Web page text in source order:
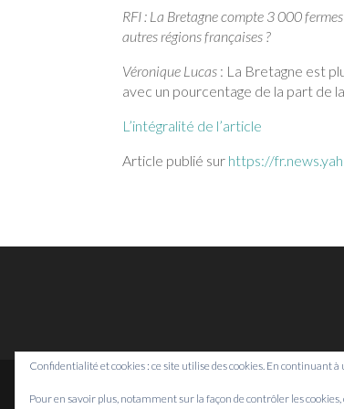
RFI : La Bretagne compte 3 000
autres régions françaises ?
Véronique Lucas : La Bretagne est
avec un pourcentage de la part de
L’intégralité de l’article
Article publié sur https://
Confidentialité et cookies : ce site utilise des cookies. En continuant
Pour en savoir plus, notamment sur la façon de contrôler les cookies,